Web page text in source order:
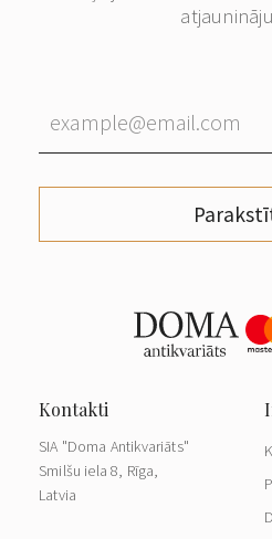
SIA "Doma Antikvariāts"
Smilšu iela 8, Rīga,
Latvia